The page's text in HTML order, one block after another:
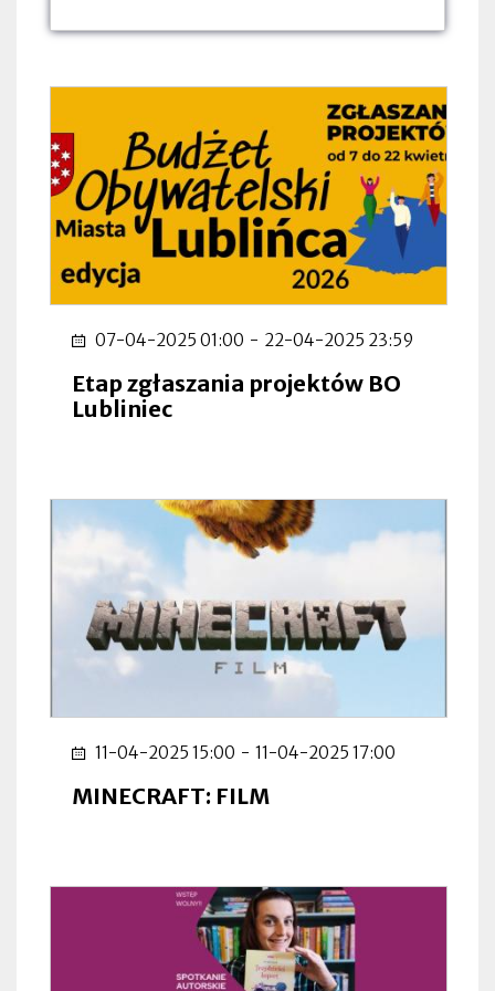
07-04-2025 01:00 - 22-04-2025 23:59
Etap zgłaszania projektów BO
Lubliniec
11-04-2025 15:00 - 11-04-2025 17:00
MINECRAFT: FILM